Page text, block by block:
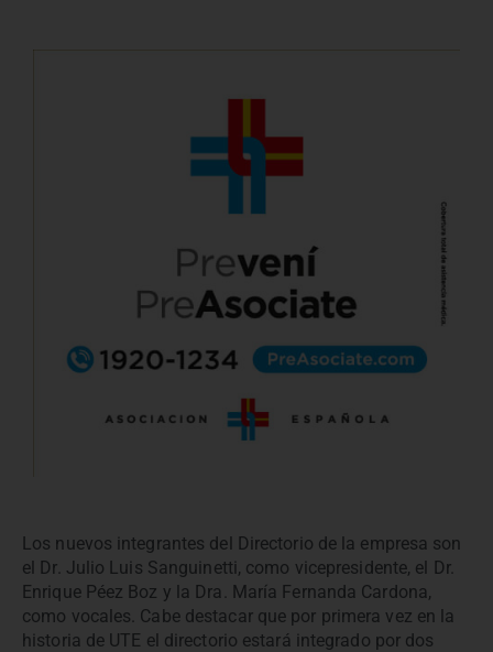
Los nuevos integrantes del Directorio de la empresa son
el Dr. Julio Luis Sanguinetti, como vicepresidente, el Dr.
Enrique Péez Boz y la Dra. María Fernanda Cardona,
como vocales. Cabe destacar que por primera vez en la
historia de UTE el directorio estará integrado por dos